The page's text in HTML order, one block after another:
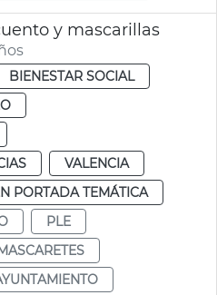
y mascarillas
BIENESTAR SOCIAL
VALENCIA
PORTADA TEMÁTICA
PLE